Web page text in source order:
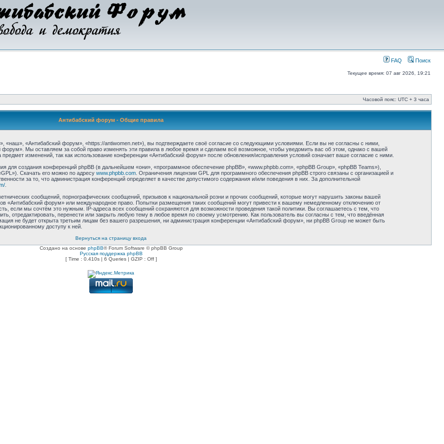
FAQ Поиск
Текущее время: 07 авг 2026, 19:21
Часовой пояс: UTC + 3 часа
Антибабский форум - Общие правила
«Антибабский форум», «https://antiwomen.net»), вы подтверждаете своё согласие со следующими условиями. Если вы не согласны с ними,
Мы оставляем за собой право изменять эти правила в любое время и сделаем всё возможное, чтобы уведомить вас об этом, однако с вашей
изменений, так как использование конференции «Антибабский форум» после обновления/исправления условий означает ваше согласие с ними.
создания конференций phpBB (в дальнейшем «они», «программное обеспечение phpBB», «www.phpbb.com», «phpBB Group», «phpBB Teams»),
Скачать его можно по адресу www.phpbb.com. Ограничения лицензии GPL для программного обеспечения phpBB строго связаны с организацией и
за то, что администрация конференций определяет в качестве допустимого содержания и/или поведения в них. За дополнительной
.
сообщений, порнографических сообщений, призывов к национальной розни и прочих сообщений, которые могут нарушить законы вашей
«Антибабский форум» или международное право. Попытки размещения таких сообщений могут привести к вашему немедленному отключению от
если мы сочтём это нужным. IP-адреса всех сообщений сохраняются для возможности проведения такой политики. Вы соглашаетесь с тем, что
отредактировать, перенести или закрыть любую тему в любое время по своему усмотрению. Как пользователь вы согласны с тем, что введённая
не будет открыта третьим лицам без вашего разрешения, ни администрация конференции «Антибабский форум», ни phpBB Group не может быть
доступу к ней.
Вернуться на страницу входа
Создано на основе phpBB® Forum Software © phpBB Group
Русская поддержка phpBB
[ Time : 0.410s | 6 Queries | GZIP : Off ]